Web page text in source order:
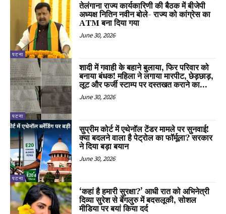
पटना
तेलंगाना राज्य कार्यकारिणी की बैठक में बीजेपी
अध्यक्ष नितिन नवीन बोले- राज्य को कांग्रेस का
ATM बना दिया गया
June 30, 2026
पटना
शादी में गवाही के बहाने बुलाया, फिर परिवार को
बनाया बंधक! महिला ने लगाया मारपीट, छेड़छाड़,
लूट और फर्जी स्टाम्प पर दस्तखत कराने का...
June 30, 2026
पटना
सुप्रीम कोर्ट में एथेनॉल टेंडर मामले पर सुनवाई!
क्या बदलने वाला है पेट्रोल का फॉर्मूला? सरकार
ने दिया बड़ा बयान
June 30, 2026
‘कहां है हमारी सुरक्षा?’ आधी रात को अभिनेत्री
दिव्या सुरेश से बेंगलुरु में बदसलूकी, सोशल
मीडिया पर बयां किया दर्द